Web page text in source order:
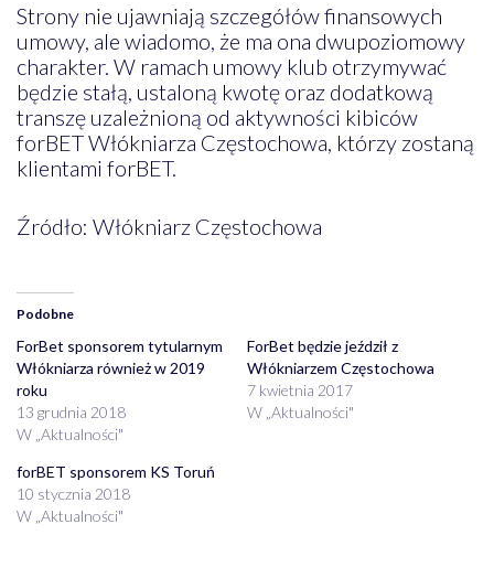
Strony nie ujawniają szczegółów finansowych
umowy, ale wiadomo, że ma ona dwupoziomowy
charakter. W ramach umowy klub otrzymywać
będzie stałą, ustaloną kwotę oraz dodatkową
transzę uzależnioną od aktywności kibiców
forBET Włókniarza Częstochowa, którzy zostaną
klientami forBET.
Źródło: Włókniarz Częstochowa
Podobne
ForBet sponsorem tytularnym
Włókniarza również w 2019
roku
13 grudnia 2018
W „Aktualności"
ForBet będzie jeździł z
Włókniarzem Częstochowa
7 kwietnia 2017
W „Aktualności"
forBET sponsorem KS Toruń
10 stycznia 2018
W „Aktualności"